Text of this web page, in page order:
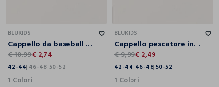
BLUKIDS
Cappello da baseball neonata
€ 10,99€ 2,74
42-44 46-48 50-52
1 Colori
BLUKIDS
Cappello pescatore in puro cotone neonato
€ 9,99€ 2,49
42-44 46-48 50-52
1 Colori